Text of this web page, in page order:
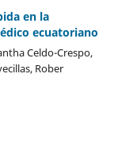
en la
ecuatoriano
Celdo-Crespo,
Rober